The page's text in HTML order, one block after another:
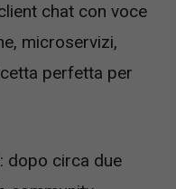
chat con voce
microservizi,
perfetta per
dopo circa due